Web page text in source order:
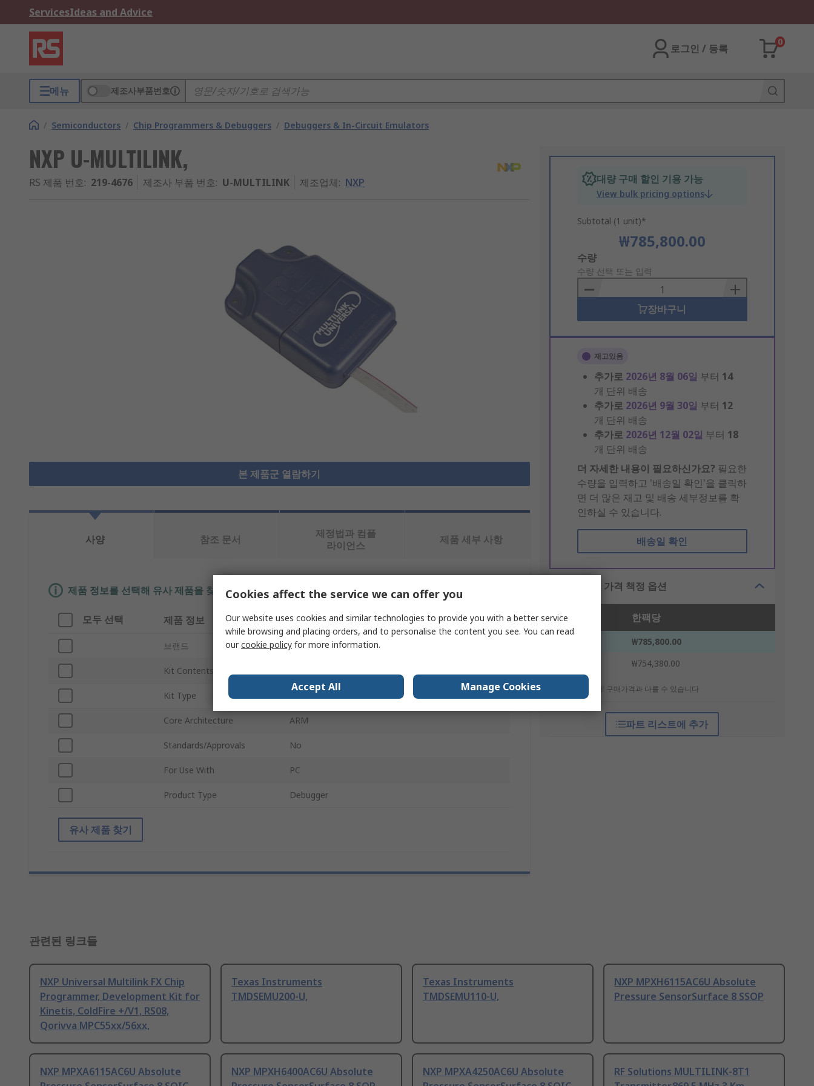
ServicesIdeas and Advice
로그인 / 등록
0
메뉴 제조사부품번호
/ Semiconductors / Chip Programmers & Debuggers / Debuggers & In-Circuit Emulators
NXP U-MULTILINK,
RS 제품 번호: 219-4676 제조사 부품 번호: U-MULTILINK 제조업체: NXP
본 제품군 열람하기
대량 구매 할인 기용 가능
View bulk pricing options
Subtotal (1 unit)*
₩785,800.00
Add
to
Basket
수량
수량 선택 또는 입력
장바구니
재고있음
추가로 2026년 8월 06일 부터 14
개 단위 배송
추가로 2026년 9월 30일 부터 12
개 단위 배송
추가로 2026년 12월 02일 부터 18
개 단위 배송
더 자세한 내용이 필요하신가요? 필요한
수량을 입력하고 '배송일 확인'을 클릭하
면 더 많은 재고 및 배송 세부정보를 확
인하실 수 있습니다.
배송일 확인
대량 구매 가격 책정 옵션
수량 한팩당
₩785,800.00
₩754,380.00
* 참고 가격: 실제 구매가격과 다를 수 있습니다
파트 리스트에 추가
사양 참조 문서
제정법과 컴플
라이언스
제품 세부 사항
제품 정보를 선택해 유사 제품을 찾기
모두 선택 제품 정보 값
브랜드 NXP
Kit Contents
Kit Type Universal Multilink Development Interface
Core Architecture ARM
Standards/Approvals No
For Use With PC
Product Type Debugger
유사 제품 찾기
관련된 링크들
NXP Universal Multilink FX Chip
Programmer, Development Kit for
Kinetis, ColdFire +/V1, RS08,
Qorivva MPC55xx/56xx,
Texas Instruments
TMDSEMU200-U,
Texas Instruments
TMDSEMU110-U,
NXP MPXH6115AC6U Absolute
Pressure SensorSurface 8 SSOP
NXP MPXA6115AC6U Absolute
NXP MPXH6400AC6U Absolute
NXP MPXA4250AC6U Absolute
RF Solutions MULTILINK-8T1
Cookies affect the service we can offer you
Our website uses cookies and similar technologies to provide you with a better service
while browsing and placing orders, and to personalise the content you see. You can read
ourcookie policy for more information.
Accept All Manage Cookies